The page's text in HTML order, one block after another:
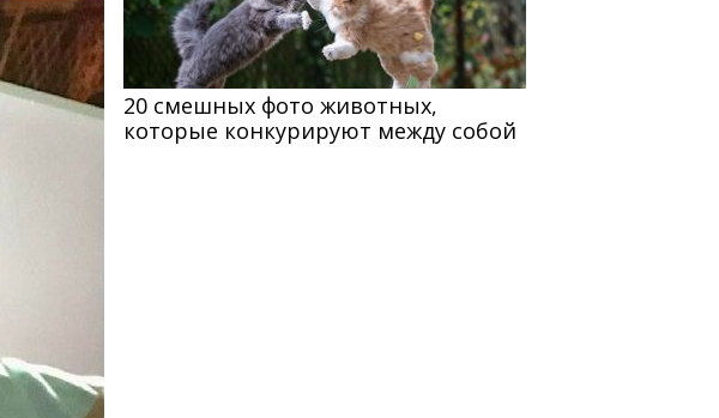
20 смешных фото животных,
которые конкурируют между собой